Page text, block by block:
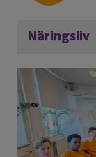
Näringsliv